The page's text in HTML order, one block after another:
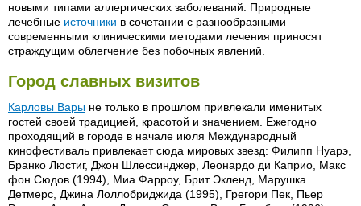
новыми типами аллергических заболеваний. Природные
лечебные источники в сочетании с разнообразными
современными клиническими методами лечения приносят
страждущим облегчение без побочных явлений.
Город славных визитов
Карловы Вары не только в прошлом привлекали именитых
гостей своей традицией, красотой и значением. Ежегодно
проходящий в городе в начале июля Международный
кинофестиваль привлекает сюда мировых звезд: Филипп Нуарэ,
Бранко Люстиг, Джон Шлессинджер, Леонардо ди Каприо, Макс
фон Сюдов (1994), Миа Фарроу, Брит Экленд, Марушка
Детмерс, Джина Лоллобриджида (1995), Грегори Пек, Пьер